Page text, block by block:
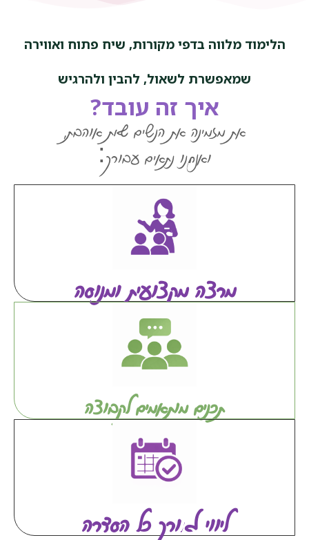
הלימוד מלווה בדפי מקורות, שיח פתוח ואווירה
שמאפשרת לשאול, להבין ולהרגיש
איך זה עובד?
את מזמינה את הנשים שאת אוהבת,
ואנחנו נתאים עבורך:
מרצה מקצועית ומנוסה
תכנים מותאמים לקבוצה
ליווי לאורך כל הסדרה